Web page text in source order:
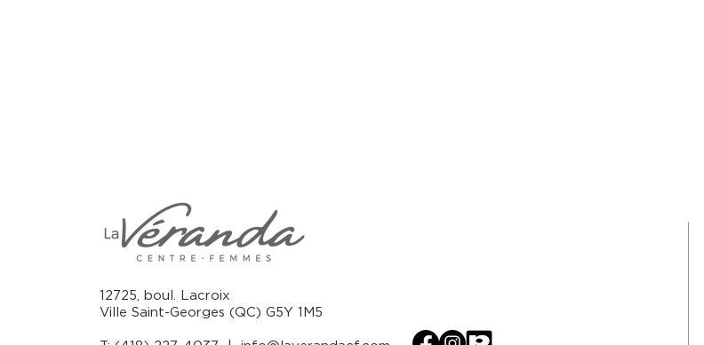
12725, boul. Lacroix
Ville Saint-Georges (QC) G5Y 1M5